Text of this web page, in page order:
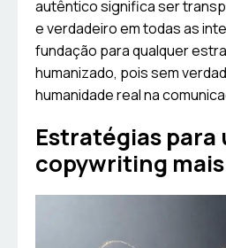
autêntico significa ser
e verdadeiro em todas as
fundação para qualquer
humanizado, pois sem
humanidade real na
Estratégias para
copywriting